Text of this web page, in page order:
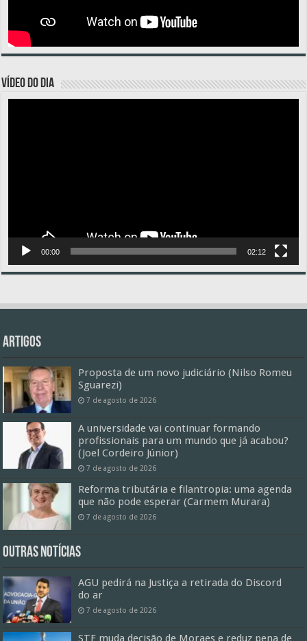
VÍDEO DO DIA
00:00 02:12
Artigos
Proposta de um novo judiciário (Nilso Romeu
Sguarezi)
7 de agosto de 2026
A universidade vai continuar formando
profissionais para um mundo que já acabou?
(Joel Cordeiro Júnior)
7 de agosto de 2026
Reforma tributária e filantropia: uma agenda
que não pode esperar (Carmem Murara)
7 de agosto de 2026
Outras Notícias
AGU pedirá na Justiça a retirada do Discord
do ar
7 de agosto de 2026
STF muda decisão de Moraes e reduz pena de